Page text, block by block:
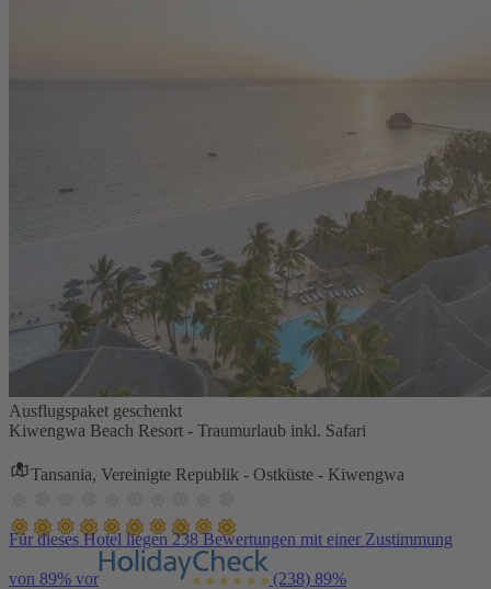
Ausflugspaket geschenkt
Kiwengwa Beach Resort - Traumurlaub inkl. Safari
Tansania, Vereinigte Republik - Ostküste - Kiwengwa
Für dieses Hotel liegen 238 Bewertungen mit einer Zustimmung
von 89% vor (238) 89%